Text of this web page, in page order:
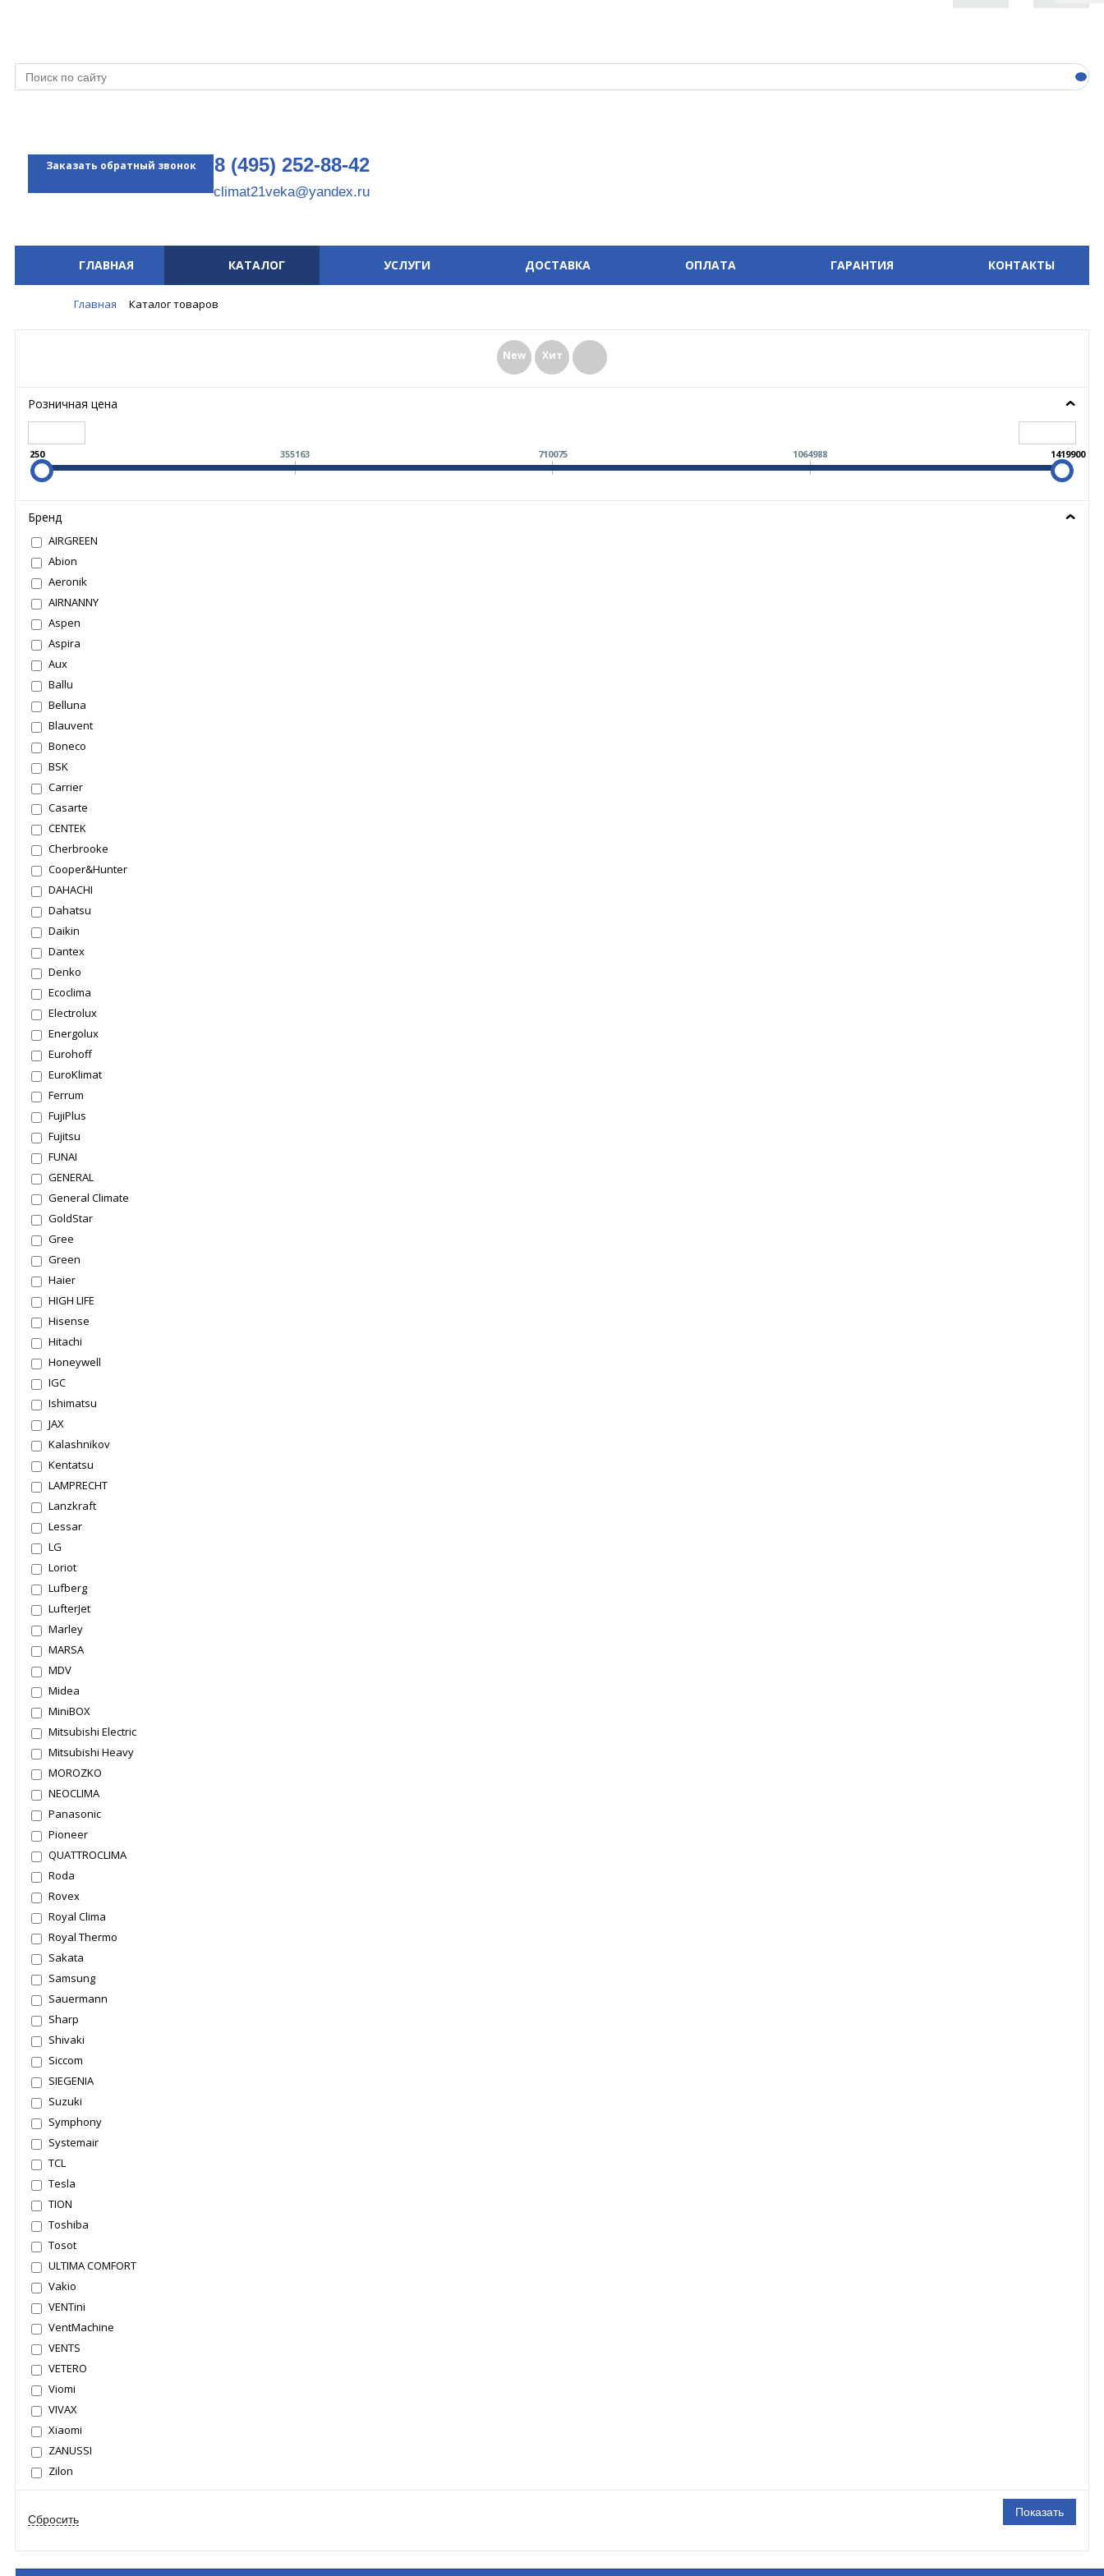
8 (495) 252-88-42
climat21veka@yandex.ru
Заказать обратный звонок
ГЛАВНАЯ КАТАЛОГ УСЛУГИ ДОСТАВКА ОПЛАТА ГАРАНТИЯ КОНТАКТЫ
Главная Каталог товаров
New Хит
Розничная цена
250 355163 710075 1064988 1419900
Бренд
AIRGREEN
Abion
Aeronik
AIRNANNY
Aspen
Aspira
Aux
Ballu
Belluna
Blauvent
Boneco
BSK
Carrier
Casarte
CENTEK
Cherbrooke
Cooper&Hunter
DAHACHI
Dahatsu
Daikin
Dantex
Denko
Ecoclima
Electrolux
Energolux
Eurohoff
EuroKlimat
Ferrum
FujiPlus
Fujitsu
FUNAI
GENERAL
General Climate
GoldStar
Gree
Green
Haier
HIGH LIFE
Hisense
Hitachi
Honeywell
IGC
Ishimatsu
JAX
Kalashnikov
Kentatsu
LAMPRECHT
Lanzkraft
Lessar
LG
Loriot
Lufberg
LufterJet
Marley
MARSA
MDV
Midea
MiniBOX
Mitsubishi Electric
Mitsubishi Heavy
MOROZKO
NEOCLIMA
Panasonic
Pioneer
QUATTROCLIMA
Roda
Rovex
Royal Clima
Royal Thermo
Sakata
Samsung
Sauermann
Sharp
Shivaki
Siccom
SIEGENIA
Suzuki
Symphony
Systemair
TCL
Tesla
TION
Toshiba
Tosot
ULTIMA COMFORT
Vakio
VENTini
VentMachine
VENTS
VETERO
Viomi
VIVAX
Xiaomi
ZANUSSI
Zilon